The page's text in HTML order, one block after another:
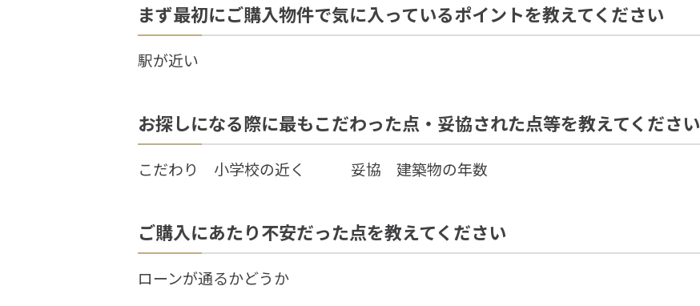
まず最初にご購入物件で気に入っているポイントを教えてください
駅が近い
お探しになる際に最もこだわった点・妥協された点等を教えてください
こだわり 小学校の近く 妥協 建築物の年数
ご購入にあたり不安だった点を教えてください
ローンが通るかどうか